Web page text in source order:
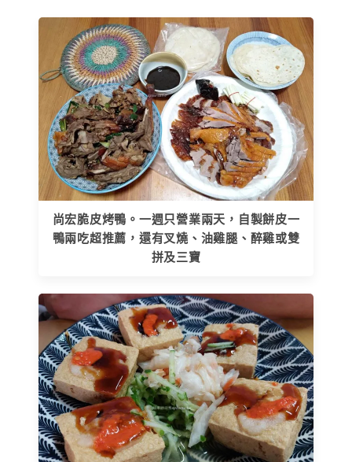
尚宏脆皮烤鴨。一週只營業兩天，自製餅皮一
鴨兩吃超推薦，還有叉燒、油雞腿、醉雞或雙
拼及三寶